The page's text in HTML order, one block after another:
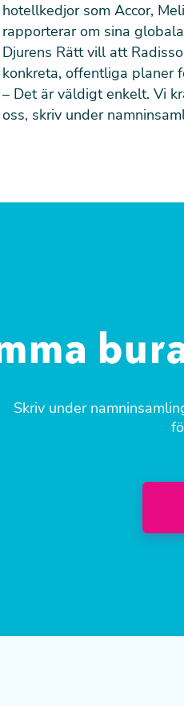
hotellkedjor som Accor,
rapporterar om sina
Djurens Rätt vill att
konkreta, offentliga planer
– Det är väldigt enkelt. Vi
oss, skriv under
Skriv under